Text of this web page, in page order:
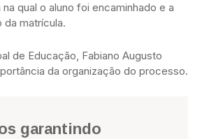
qual o aluno foi encaminhado e a
matrícula.
de Educação, Fabiano Augusto
da organização do processo.
garantindo